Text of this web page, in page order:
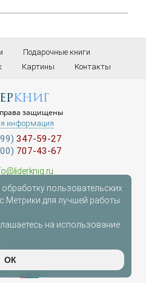
Подарочные книги
Картины Контакты
книг
защищены
информация
347-59-27
707-43-67
Доставка
Telegram
WhatsApp
пользовательских
для лучшей работы
на использование
ОК